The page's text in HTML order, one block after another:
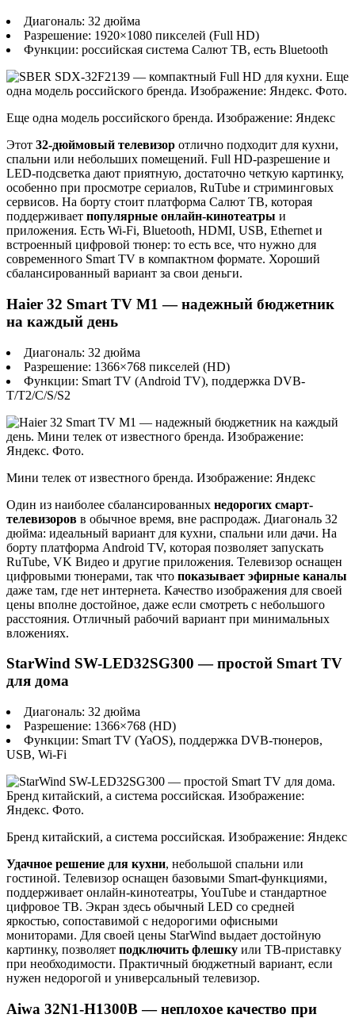
Диагональ: 32 дюйма
Разрешение: 1920×1080 пикселей (Full HD)
Функции: российская система Салют ТВ, есть Bluetooth
Еще одна модель российского бренда. Изображение: Яндекс
Этот 32-дюймовый телевизор отлично подходит для кухни,
спальни или небольших помещений. Full HD-разрешение и
LED-подсветка дают приятную, достаточно четкую картинку,
особенно при просмотре сериалов, RuTube и стриминговых
сервисов. На борту стоит платформа Салют ТВ, которая
поддерживает популярные онлайн-кинотеатры и
приложения. Есть Wi-Fi, Bluetooth, HDMI, USB, Ethernet и
встроенный цифровой тюнер: то есть все, что нужно для
современного Smart TV в компактном формате. Хороший
сбалансированный вариант за свои деньги.
Haier 32 Smart TV M1 — надежный бюджетник
на каждый день
Диагональ: 32 дюйма
Разрешение: 1366×768 пикселей (HD)
Функции: Smart TV (Android TV), поддержка DVB-
T/T2/C/S/S2
Мини телек от известного бренда. Изображение: Яндекс
Один из наиболее сбалансированных недорогих смарт-
телевизоров в обычное время, вне распродаж. Диагональ 32
дюйма: идеальный вариант для кухни, спальни или дачи. На
борту платформа Android TV, которая позволяет запускать
RuTube, VK Видео и другие приложения. Телевизор оснащен
цифровыми тюнерами, так что показывает эфирные каналы
даже там, где нет интернета. Качество изображения для своей
цены вполне достойное, даже если смотреть с небольшого
расстояния. Отличный рабочий вариант при минимальных
вложениях.
StarWind SW-LED32SG300 — простой Smart TV
для дома
Диагональ: 32 дюйма
Разрешение: 1366×768 (HD)
Функции: Smart TV (YaOS), поддержка DVB-тюнеров,
USB, Wi-Fi
Бренд китайский, а система российская. Изображение: Яндекс
Удачное решение для кухни, небольшой спальни или
гостиной. Телевизор оснащен базовыми Smart-функциями,
поддерживает онлайн-кинотеатры, YouTube и стандартное
цифровое ТВ. Экран здесь обычный LED со средней
яркостью, сопоставимой с недорогими офисными
мониторами. Для своей цены StarWind выдает достойную
картинку, позволяет подключить флешку или ТВ-приставку
при необходимости. Практичный бюджетный вариант, если
нужен недорогой и универсальный телевизор.
Aiwa 32N1-H1300B — неплохое качество при